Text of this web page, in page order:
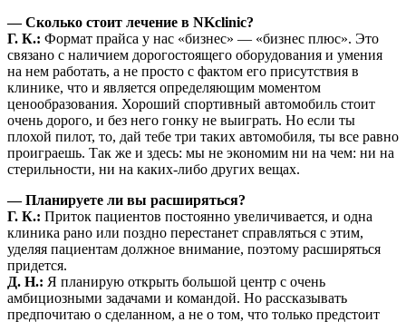
— Сколько стоит лечение в NKclinic?
Г. К.: Формат прайса у нас «бизнес» — «бизнес плюс». Это
связано с наличием дорогостоящего оборудования и умения
на нем работать, а не просто с фактом его присутствия в
клинике, что и является определяющим моментом
ценообразования. Хороший спортивный автомобиль стоит
очень дорого, и без него гонку не выиграть. Но если ты
плохой пилот, то, дай тебе три таких автомобиля, ты все равно
проиграешь. Так же и здесь: мы не экономим ни на чем: ни на
стерильности, ни на каких-либо других вещах.
— Планируете ли вы расширяться?
Г. К.: Приток пациентов постоянно увеличивается, и одна
клиника рано или поздно перестанет справляться с этим,
уделяя пациентам должное внимание, поэтому расширяться
придется.
Д. Н.: Я планирую открыть большой центр с очень
амбициозными задачами и командой. Но рассказывать
предпочитаю о сделанном, а не о том, что только предстоит